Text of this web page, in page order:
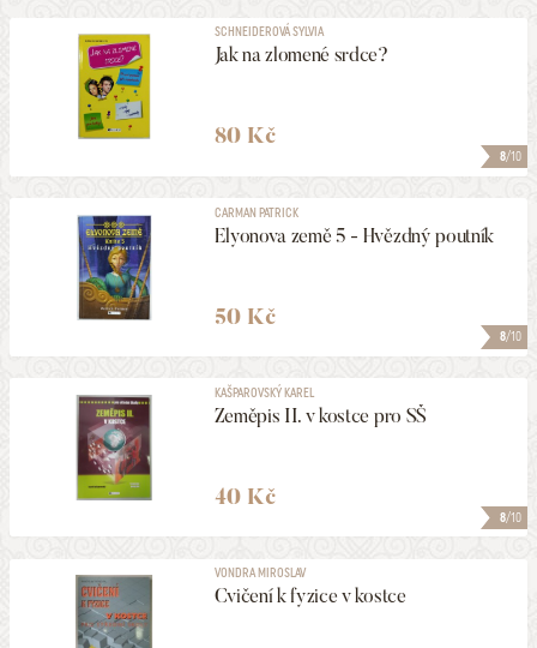
8/10
SCHNEIDEROVÁ SYLVIA
Jak na zlomené srdce?
80 Kč
8/10
CARMAN PATRICK
Elyonova země 5 - Hvězdný poutník
50 Kč
8/10
KAŠPAROVSKÝ KAREL
Zeměpis II. v kostce pro SŠ
40 Kč
VONDRA MIROSLAV
Cvičení k fyzice v kostce